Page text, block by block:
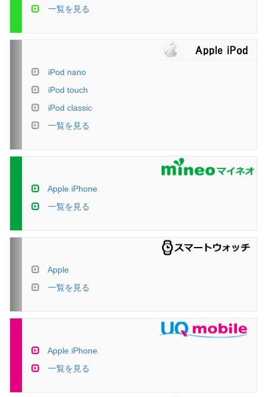
一覧を見る
iPod nano
iPod touch
iPod classic
一覧を見る
Apple iPhone
一覧を見る
Apple
一覧を見る
Apple iPhone
一覧を見る